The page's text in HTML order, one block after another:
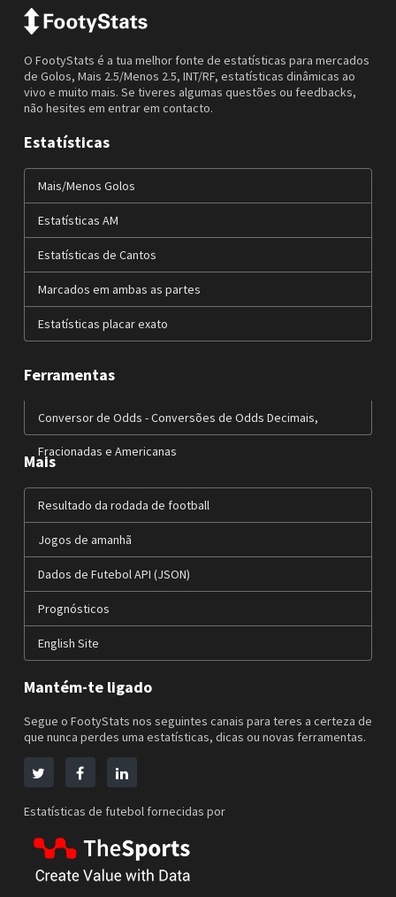
O FootyStats é a tua melhor fonte de estatísticas para mercados
de Golos, Mais 2.5/Menos 2.5, INT/RF, estatísticas dinâmicas ao
vivo e muito mais. Se tiveres algumas questões ou feedbacks,
não hesites em entrar em contacto.
Estatísticas
Mais/Menos Golos
Estatísticas AM
Estatísticas de Cantos
Marcados em ambas as partes
Estatísticas placar exato
Ferramentas
Conversor de Odds - Conversões de Odds Decimais,
Fracionadas e Americanas
Mais
Resultado da rodada de football
Jogos de amanhã
Dados de Futebol API (JSON)
Prognósticos
English Site
Mantém-te ligado
Segue o FootyStats nos seguintes canais para teres a certeza de
que nunca perdes uma estatísticas, dicas ou novas ferramentas.
Estatísticas de futebol fornecidas por